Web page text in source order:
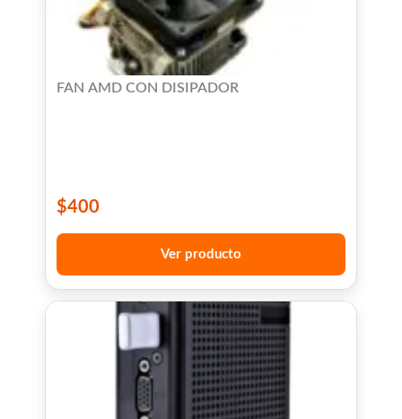
FAN AMD CON DISIPADOR
$400
Ver producto